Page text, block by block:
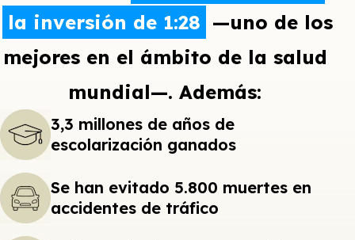
la inversión de 1:28 —uno de los
mejores en el ámbito de la salud
mundial—. Además:
3,3 millones de años de
escolarización ganados
Se han evitado 5.800 muertes en
accidentes de tráfico